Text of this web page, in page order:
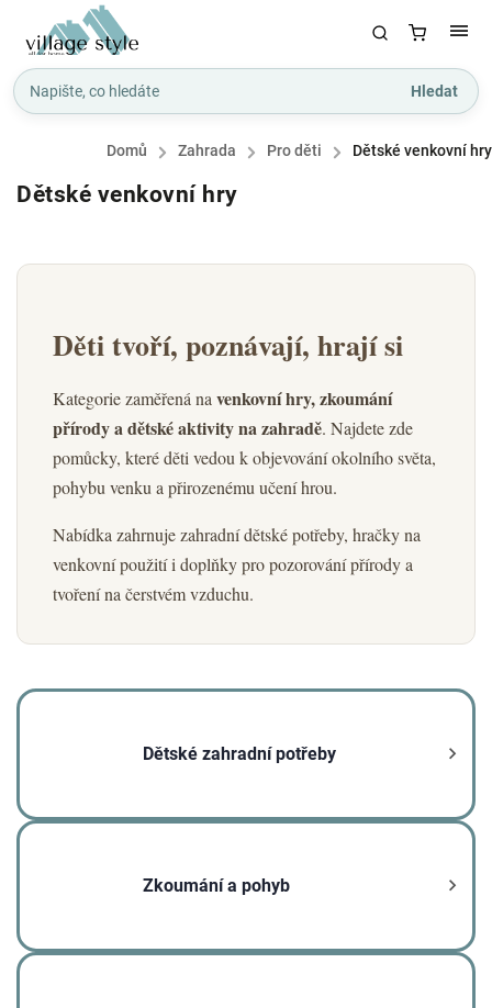
Hledat
Domů / Zahrada / Pro děti / Dětské venkovní hry
Dětské venkovní hry
Děti tvoří, poznávají, hrají si
Kategorie zaměřená na venkovní hry, zkoumání
přírody a dětské aktivity na zahradě. Najdete zde
pomůcky, které děti vedou k objevování okolního světa,
pohybu venku a přirozenému učení hrou.
Nabídka zahrnuje zahradní dětské potřeby, hračky na
venkovní použití i doplňky pro pozorování přírody a
tvoření na čerstvém vzduchu.
Dětské zahradní potřeby
Zkoumání a pohyb